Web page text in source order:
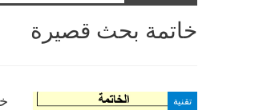
خاتمة بحث قصيرة
تقنية